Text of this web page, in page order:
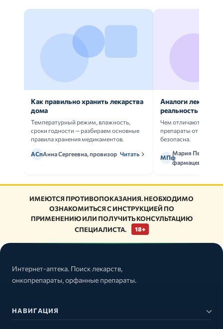
Как правильно хранить лекарства
дома
Температурный режим, влажность,
сроки годности — разбираем основные
правила хранения медикаментов.
АСпАнна Сергеевна, провизор Читать
Аналоги
реальность
Чем отличаются
препараты от
безопасна.
МПф
Мария Петрова,
фармацевт
ИМЕЮТСЯ ПРОТИВОПОКАЗАНИЯ. НЕОБХОДИМО
ОЗНАКОМИТЬСЯ С ИНСТРУКЦИЕЙ ПО
ПРИМЕНЕНИЮ ИЛИ ПОЛУЧИТЬ КОНСУЛЬТАЦИЮ
СПЕЦИАЛИСТА.
18+
Интернет-аптека. Поиск лекарств,
онкопрепараты, орфанные препараты.
НАВИГАЦИЯ